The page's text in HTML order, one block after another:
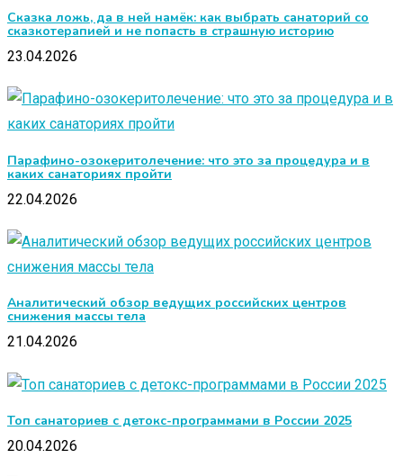
Сказка ложь, да в ней намёк: как выбрать санаторий со
сказкотерапией и не попасть в страшную историю
23.04.2026
Парафино-озокеритолечение: что это за процедура и в
каких санаториях пройти
22.04.2026
Аналитический обзор ведущих российских центров
снижения массы тела
21.04.2026
Топ санаториев с детокс-программами в России 2025
20.04.2026